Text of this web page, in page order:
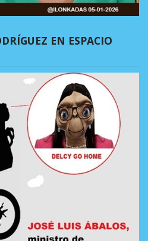
EN ESPACIO